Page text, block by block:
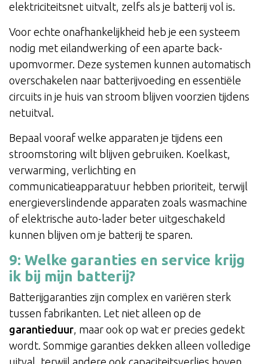
elektriciteitsnet uitvalt, zelfs als je batterij vol is.
Voor echte onafhankelijkheid heb je een systeem
nodig met eilandwerking of een aparte back-
upomvormer. Deze systemen kunnen automatisch
overschakelen naar batterijvoeding en essentiële
circuits in je huis van stroom blijven voorzien tijdens
netuitval.
Bepaal vooraf welke apparaten je tijdens een
stroomstoring wilt blijven gebruiken. Koelkast,
verwarming, verlichting en
communicatieapparatuur hebben prioriteit, terwijl
energieverslindende apparaten zoals wasmachine
of elektrische auto-lader beter uitgeschakeld
kunnen blijven om je batterij te sparen.
9: Welke garanties en service krijg
ik bij mijn batterij?
Batterijgaranties zijn complex en variëren sterk
tussen fabrikanten. Let niet alleen op de
garantieduur , maar ook op wat er precies gedekt
wordt. Sommige garanties dekken alleen volledige
uitval, terwijl andere ook capaciteitsverlies boven